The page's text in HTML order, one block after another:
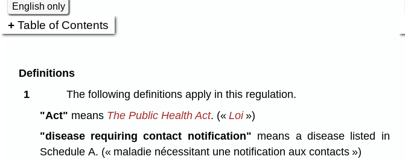
English only
Table of Contents
Definitions
1
The following definitions apply in this regulation.
"Act" means The Public Health Act. (« Loi»)
"disease requiring contact notification" means a disease listed in
Schedule A. (« maladie nécessitant une notification aux contacts »)